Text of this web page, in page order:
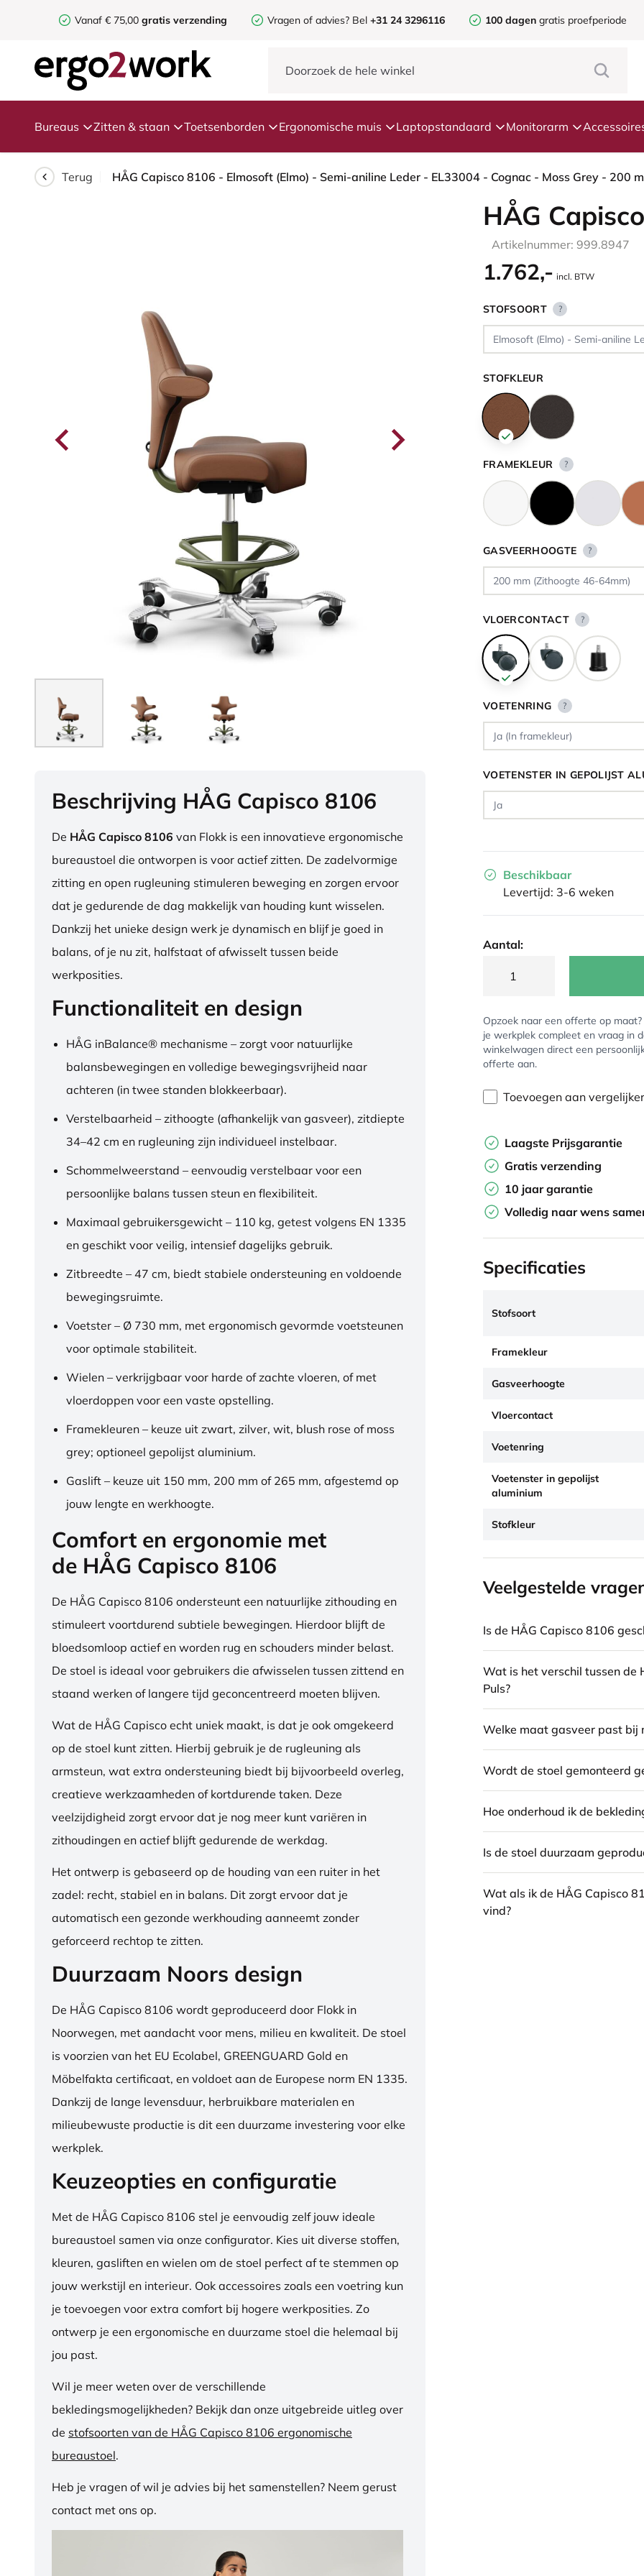
Vanaf € 75,00 gratis verzending Vragen of advies? Bel +31 24 3296116 100 dagen gratis proefperiode
Bureaus Zitten & staan Toetsenborden Ergonomische muis Laptopstandaard Monitorarm
Terug
Beschrijving HÅG Capisco 8106
De HÅG Capisco 8106 van Flokk is een innovatieve ergonomische
bureaustoel die ontworpen is voor actief zitten. De zadelvormige
zitting en open rugleuning stimuleren beweging en zorgen ervoor
dat je gedurende de dag makkelijk van houding kunt wisselen.
Dankzij het unieke design werk je dynamisch en blijf je goed in
balans, of je nu zit, halfstaat of afwisselt tussen beide
werkposities.
Functionaliteit en design
HÅG inBalance® mechanisme – zorgt voor natuurlijke
balansbewegingen en volledige bewegingsvrijheid naar
achteren (in twee standen blokkeerbaar).
Verstelbaarheid – zithoogte (afhankelijk van gasveer), zitdiepte
34–42 cm en rugleuning zijn individueel instelbaar.
Schommelweerstand – eenvoudig verstelbaar voor een
persoonlijke balans tussen steun en flexibiliteit.
Maximaal gebruikersgewicht – 110 kg, getest volgens EN 1335
en geschikt voor veilig, intensief dagelijks gebruik.
Zitbreedte – 47 cm, biedt stabiele ondersteuning en voldoende
bewegingsruimte.
Voetster – Ø 730 mm, met ergonomisch gevormde voetsteunen
voor optimale stabiliteit.
Wielen – verkrijgbaar voor harde of zachte vloeren, of met
vloerdoppen voor een vaste opstelling.
Framekleuren – keuze uit zwart, zilver, wit, blush rose of moss
grey; optioneel gepolijst aluminium.
Gaslift – keuze uit 150 mm, 200 mm of 265 mm, afgestemd op
jouw lengte en werkhoogte.
Comfort en ergonomie met
de HÅG Capisco 8106
De HÅG Capisco 8106 ondersteunt een natuurlijke zithouding en
stimuleert voortdurend subtiele bewegingen. Hierdoor blijft de
bloedsomloop actief en worden rug en schouders minder belast.
De stoel is ideaal voor gebruikers die afwisselen tussen zittend en
staand werken of langere tijd geconcentreerd moeten blijven.
Wat de HÅG Capisco echt uniek maakt, is dat je ook omgekeerd
op de stoel kunt zitten. Hierbij gebruik je de rugleuning als
armsteun, wat extra ondersteuning biedt bij bijvoorbeeld overleg,
creatieve werkzaamheden of kortdurende taken. Deze
veelzijdigheid zorgt ervoor dat je nog meer kunt variëren in
zithoudingen en actief blijft gedurende de werkdag.
Het ontwerp is gebaseerd op de houding van een ruiter in het
zadel: recht, stabiel en in balans. Dit zorgt ervoor dat je
automatisch een gezonde werkhouding aanneemt zonder
geforceerd rechtop te zitten.
Duurzaam Noors design
De HÅG Capisco 8106 wordt geproduceerd door Flokk in
Noorwegen, met aandacht voor mens, milieu en kwaliteit. De stoel
is voorzien van het EU Ecolabel, GREENGUARD Gold en
Möbelfakta certificaat, en voldoet aan de Europese norm EN 1335.
Dankzij de lange levensduur, herbruikbare materialen en
milieubewuste productie is dit een duurzame investering voor elke
werkplek.
Keuzeopties en configuratie
Met de HÅG Capisco 8106 stel je eenvoudig zelf jouw ideale
bureaustoel samen via onze configurator. Kies uit diverse stoffen,
kleuren, gasliften en wielen om de stoel perfect af te stemmen op
jouw werkstijl en interieur. Ook accessoires zoals een voetring kun
je toevoegen voor extra comfort bij hogere werkposities. Zo
ontwerp je een ergonomische en duurzame stoel die helemaal bij
jou past.
Wil je meer weten over de verschillende
bekledingsmogelijkheden? Bekijk dan onze uitgebreide uitleg over
de stofsoorten van de HÅG Capisco 8106 ergonomische
bureaustoel.
Heb je vragen of wil je advies bij het samenstellen? Neem gerust
contact met ons op.
HÅG
Artikelnummer: 999.8947
1.762,- incl. BTW
STOFSOORT ?
STOFKLEUR
FRAMEKLEUR ?
GASVEERHOOGTE ?
VLOERCONTACT ?
VOETENRING ?
VOETENSTER IN GEPOLIJST
Beschikbaar
Levertijd: 3-6 weken
Aantal:
Opzoek naar een offerte op
je werkplek compleet en vraag in
winkelwagen direct een
offerte aan.
Toevoegen aan vergelijker
Laagste Prijsgarantie
Gratis verzending
10 jaar garantie
Volledig naar wens
Specificaties
Stofsoort
Framekleur
Gasveerhoogte
Vloercontact
Voetenring
Voetenster in gepolijst
aluminium
Stofkleur
Veelgestelde
Is de HÅG Capisco 8106
Wat is het verschil tussen de
Puls?
Welke maat gasveer past bij
Wordt de stoel gemonteerd
Hoe onderhoud ik de
Is de stoel duurzaam
Wat als ik de HÅG Capisco
vind?